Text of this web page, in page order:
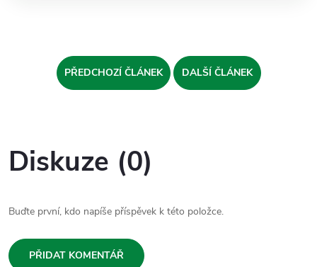
PŘEDCHOZÍ ČLÁNEK DALŠÍ ČLÁNEK
Diskuze (0)
Buďte první, kdo napíše příspěvek k této položce.
PŘIDAT KOMENTÁŘ